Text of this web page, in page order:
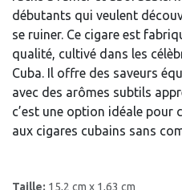
débutants qui veulent
se ruiner. Ce cigare est
qualité, cultivé dans les
Cuba. Il offre des saveurs
avec des arômes subtils
c’est une option idéale pour
aux cigares cubains sans
Taille: 15,2 cm x 1,63 cm